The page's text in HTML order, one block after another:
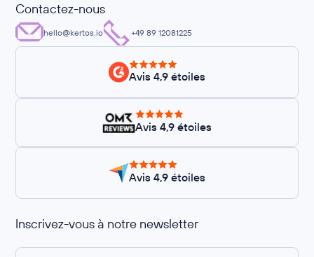
Contactez-nous
hello@kertos.io +49 89 12081225
Avis 4,9 étoiles
Avis 4,9 étoiles
Avis 4,9 étoiles
Inscrivez-vous à notre newsletter